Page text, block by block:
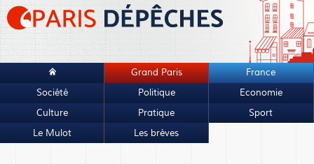
Grand Paris
France
Société
Politique
Economie
Culture
Pratique
Sport
Le Mulot
Les brèves